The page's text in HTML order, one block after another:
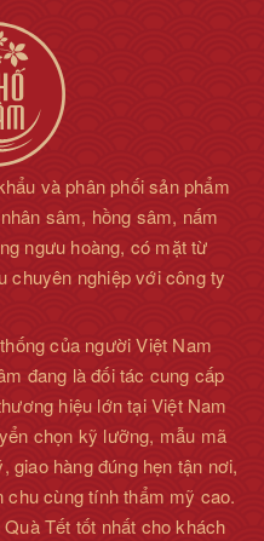
và phân phối sản phẩm
sâm, hồng sâm, nấm
ngưu hoàng, có mặt từ
chuyên nghiệp với công ty
của người Việt Nam
đang là đối tác cung cấp
hiệu lớn tại Việt Nam
chọn kỹ lưỡng, mẫu mã
giao hàng đúng hẹn tận nơi,
cùng tính thẩm mỹ cao.
Tết tốt nhất cho khách